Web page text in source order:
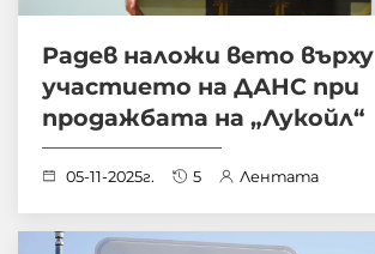
Радев наложи вето върху
участието на ДАНС при
продажбата на „Лукойл“
05-11-2025г. 5 Лентата